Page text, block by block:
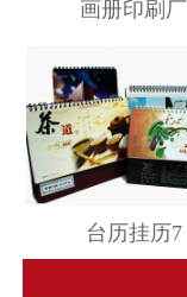
画册印刷厂
台历挂历7